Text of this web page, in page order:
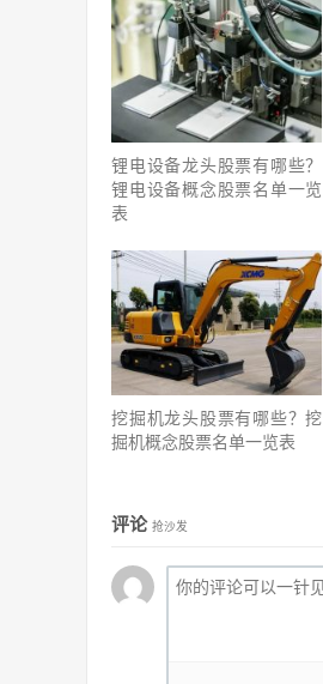
锂电设备龙头股票有哪些？
锂电设备概念股票名单一览
表
挖掘机龙头股票有哪些？挖
掘机概念股票名单一览表
评论 抢沙发